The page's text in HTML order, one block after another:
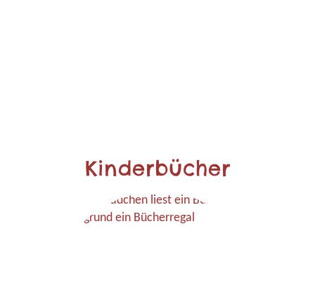
Kinderbücher